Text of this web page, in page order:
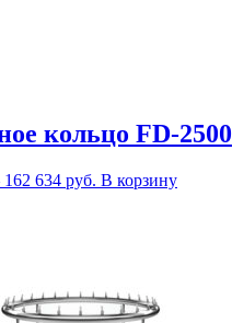
кольцо FD-2500
162 634 руб. В корзину